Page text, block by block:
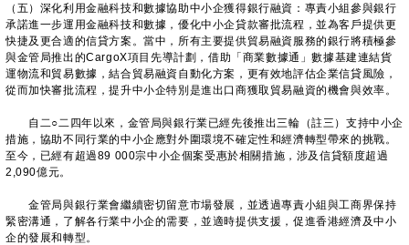
（五）深化利用金融科技和數據協助中小企獲得銀行融資：專責小組參與銀行
承諾進一步運用金融科技和數據，優化中小企貸款審批流程，並為客戶提供更
快捷及更合適的信貸方案。當中，所有主要提供貿易融資服務的銀行將積極參
與金管局推出的CargoX項目先導計劃，借助「商業數據通」數據基建連結貨
運物流和貿易數據，結合貿易融資自動化方案，更有效地評估企業信貸風險，
從而加快審批流程，提升中小企特別是進出口商獲取貿易融資的機會與效率。
自二○二四年以來，金管局與銀行業已經先後推出三輪（註三）支持中小企
措施，協助不同行業的中小企應對外圍環境不確定性和經濟轉型帶來的挑戰。
至今，已經有超過89 000宗中小企個案受惠於相關措施，涉及信貸額度超過
2,090億元。
金管局與銀行業會繼續密切留意市場發展，並透過專責小組與工商界保持
緊密溝通，了解各行業中小企的需要，並適時提供支援，促進香港經濟及中小
企的發展和轉型。